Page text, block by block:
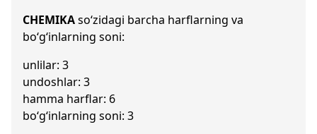
CHEMIKAso‘zidagi barcha harflarning va
bo‘g‘inlarning soni:
unlilar: 3
undoshlar: 3
hamma harflar: 6
bo‘g‘inlarning soni: 3